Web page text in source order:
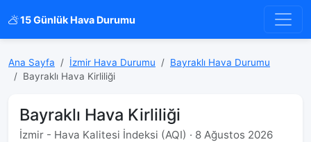
15 Günlük Hava Durumu
Ana Sayfa İzmir Hava Durumu
Bayraklı Hava Durumu
Bayraklı Hava Kirliliği
Bayraklı Hava Kirliliği
İzmir - Hava Kalitesi İndeksi (AQI) · 8 Ağustos 2026